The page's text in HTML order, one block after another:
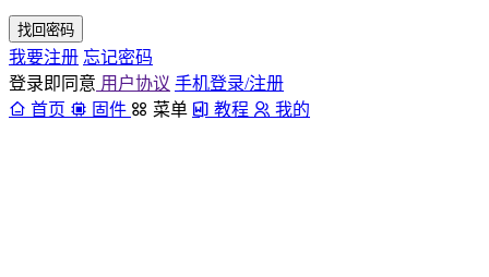
找回密码
我要注册 忘记密码
登录即同意 用户协议 手机登录/注册
首页
固件 菜单 教程 我的